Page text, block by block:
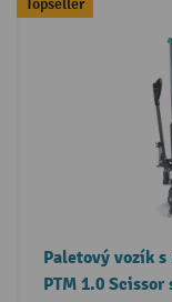
Topseller
Paletový vozík
PTM 1.0